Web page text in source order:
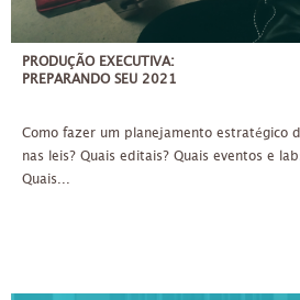
PRODUÇÃO EXECUTIVA:
PREPARANDO SEU 2021
Como fazer um planejamento estratégico
nas leis? Quais editais? Quais eventos e
Quais...